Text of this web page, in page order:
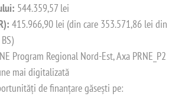
544.359,57 lei
415.966,90 lei (din care 353.571,86 lei din
Program Regional Nord-Est, Axa PRNE_P2
mai digitalizată
de finanțare găsești pe: